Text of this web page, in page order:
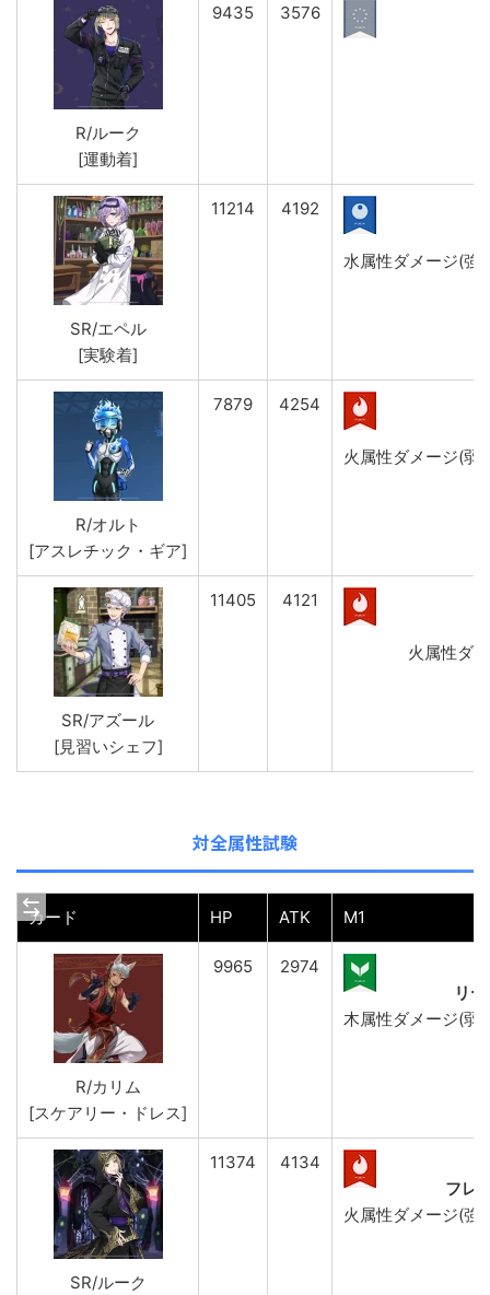
R/ルーク
[運動着]
9435
3576
SR/エペル
[実験着]
11214 4192
水属性ダメージ(強
R/オルト
[アスレチック・ギア]
7879
4254
火属性ダメージ(弱
SR/アズール
[見習いシェフ]
11405
4121
火属性ダ
対全属性試験
カード HP ATK M1
R/カリム
[スケアリー・ドレス]
9965
2974
リ
木属性ダメージ(弱
SR/ルーク
11374
4134
フレ
火属性ダメージ(強